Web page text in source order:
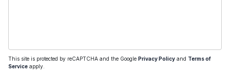
This site is protected by reCAPTCHA and the Google Privacy Policy and Terms of
Service apply.